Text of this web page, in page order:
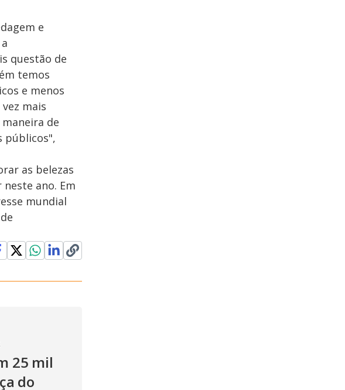
e
questão de
temos
e menos
mais
de
públicos",
as belezas
ano. Em
mundial
25 mil
do